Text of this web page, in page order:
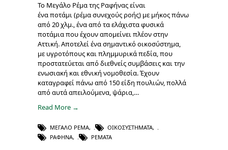
Το Μεγάλο Ρέμα της Ραφήνας είναι
ένα ποτάμι (ρέμα συνεχούς ροής) με μήκος πάνω
από 20 χλμ., ένα από τα ελάχιστα φυσικά
ποτάμια που έχουν απομείνει πλέον στην
Αττική. Αποτελεί ένα σημαντικό οικοσύστημα,
με υγροτόπους και πλημμυρικά πεδία, που
προστατεύεται από διεθνείς συμβάσεις και την
ενωσιακή και εθνική νομοθεσία. Έχουν
καταγραφεί πάνω από 150 είδη πουλιών, πολλά
από αυτά απειλούμενα, ψάρια,…
Read More →
ΜΕΓΆΛΟ ΡΈΜΑ, ΟΙΚΟΣΥΣΤΉΜΑΤΑ,
ΡΑΦΉΝΑ, ΡΈΜΑΤΑ